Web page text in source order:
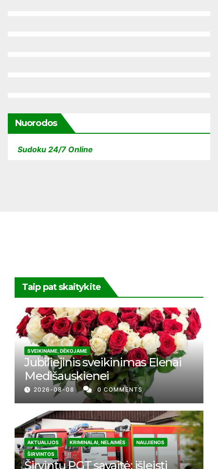
Nuorodos
Sudoku 24/7 Online
Taip pat skaitykite
SVEIKINAME, DĖKOJAME
Jubiliejinis sveikinimas Elenai
Medišauskienei
2026-08-08 0 COMMENTS
AKTUALIJOS KRIMINALAI, NELAIMĖS
NAUJIENOS
ŠIRVINTOS
Širvintų PGT savaitė: išleisti